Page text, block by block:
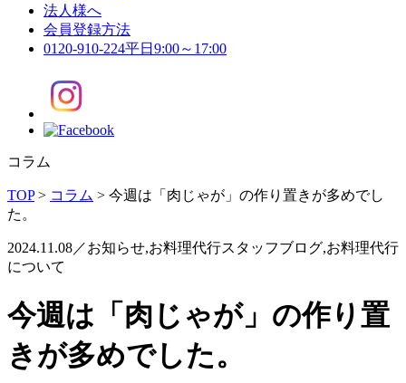
法人様へ
会員登録方法
0120-910-224平日9:00～17:00
コラム
TOP> コラム > 今週は「肉じゃが」の作り置きが多めでし
た。
2024.11.08／お知らせ,お料理代行スタッフブログ,お料理代行
について
今週は「肉じゃが」の作り置
きが多めでした。